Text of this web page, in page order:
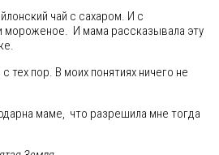
чай с сахаром. И с
мороженое. И мама рассказывала эту
пор. В моих понятиях ничего не
маме, что разрешила мне тогда